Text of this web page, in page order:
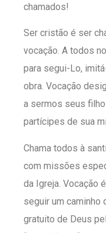
chamados!
Ser cristão é ser
vocação. A todos
para segui-Lo,
obra. Vocação
a sermos seus
partícipes de sua
Chama todos à
com missões
da Igreja. Vocação
seguir um caminho
gratuito de Deus